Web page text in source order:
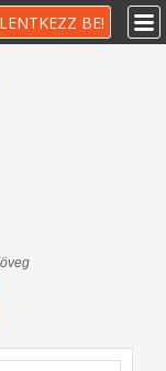
BE!